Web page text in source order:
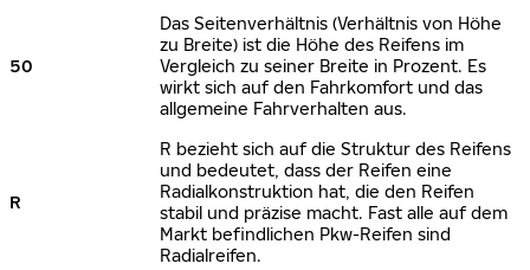
50
Das Seitenverhältnis (Verhältnis von Höhe
zu Breite) ist die Höhe des Reifens im
Vergleich zu seiner Breite in Prozent. Es
wirkt sich auf den Fahrkomfort und das
allgemeine Fahrverhalten aus.
R
R bezieht sich auf die Struktur des Reifens
und bedeutet, dass der Reifen eine
Radialkonstruktion hat, die den Reifen
stabil und präzise macht. Fast alle auf dem
Markt befindlichen Pkw-Reifen sind
Radialreifen.